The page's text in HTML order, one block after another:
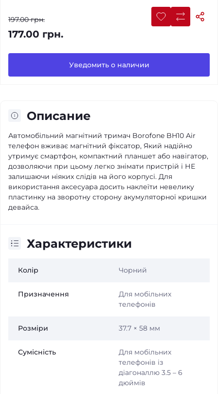
197.00 грн.
177.00 грн.
Уведомить о наличии
Описание
Автомобільний магнітний тримач Borofone BH10 Air
телефон вживає магнітний фіксатор, Який надійно
утримує смартфон, компактний планшет або навігатор,
дозволяючи при цьому легко знімати пристрій і НЕ
залишаючи ніяких слідів на його корпусі. Для
використання аксесуара досить наклеїти невелику
пластинку на зворотну сторону акумуляторної кришки
девайса.
Характеристики
Колір Чорний
Призначення
Для мобільних
телефонів
Розміри 37.7 × 58 мм
Сумісність
Для мобільних
телефонів із
діагоналлю 3.5 – 6
дюймів